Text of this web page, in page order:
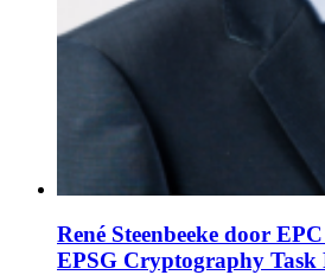
René Steenbeeke door
EPSG Cryptography Task